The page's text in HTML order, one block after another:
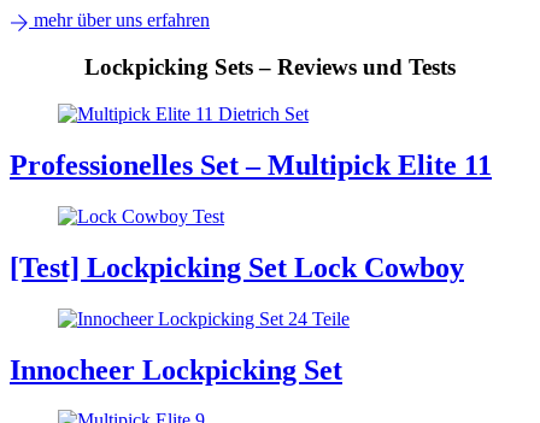
mehr über uns erfahren
Lockpicking Sets – Reviews und Tests
Professionelles Set – Multipick Elite 11
[Test] Lockpicking Set Lock Cowboy
Innocheer Lockpicking Set